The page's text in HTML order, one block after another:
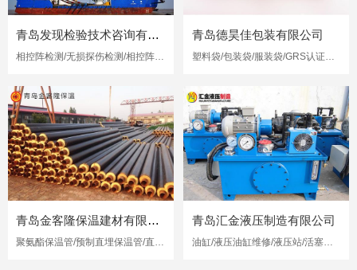
青岛发现检验技术咨询有限公司
相控阵检测/无损探伤检测/相控阵超声检测
青岛德昊佳包装有限公司
塑料袋/包装袋/服装袋/GRS认证再生塑料袋
青岛金客隆保温建材有限公司
聚氨酯保温管/预制直埋保温管/直埋保温管
青岛汇金液压制造有限公司
油缸/液压油缸维修/液压站/活塞杆修复